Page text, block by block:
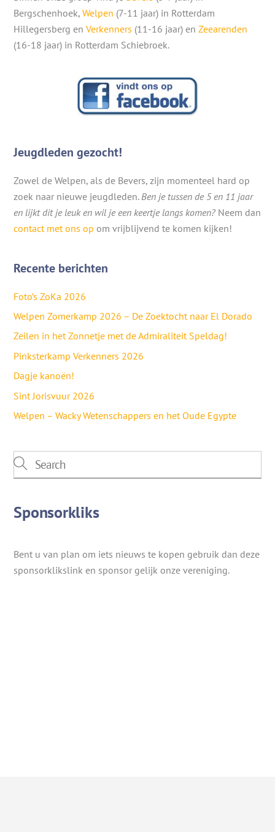
Bergschenhoek,Welpen (7-11 jaar) in Rotterdam
Hillegersberg enVerkenners (11-16 jaar) enZeearenden
(16-18 jaar) in Rotterdam Schiebroek.
Jeugdleden gezocht!
Zowel de Welpen, als de Bevers, zijn momenteel hard op
zoek naar nieuwe jeugdleden.Ben je tussen de 5 en 11 jaar
en lijkt dit je leuk en wil je een keertje langs komen? Neem dan
contact met ons op om vrijblijvend te komen kijken!
Recente berichten
Foto’s ZoKa 2026
Welpen Zomerkamp 2026 – De Zoektocht naar El Dorado
Zeilen in het Zonnetje met de Admiraliteit Speldag!
Pinksterkamp Verkenners 2026
Dagje kanoën!
Sint Jorisvuur 2026
Welpen – Wacky Wetenschappers en het Oude Egypte
Sponsorkliks
Bent u van plan om iets nieuws te kopen gebruik dan deze
sponsorklikslink en sponsor gelijk onze vereniging.